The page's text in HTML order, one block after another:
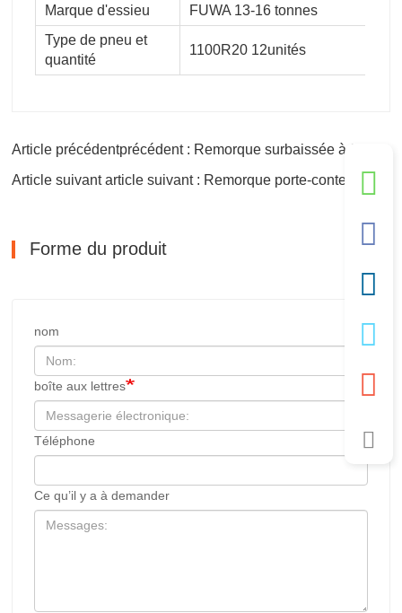
Marque d'essieu
FUWA 13-16 tonnes
Type de pneu et
quantité
1100R20 12unités
Forme du produit
nom
boîte aux lettres
Téléphone
Ce qu’il y a à demander